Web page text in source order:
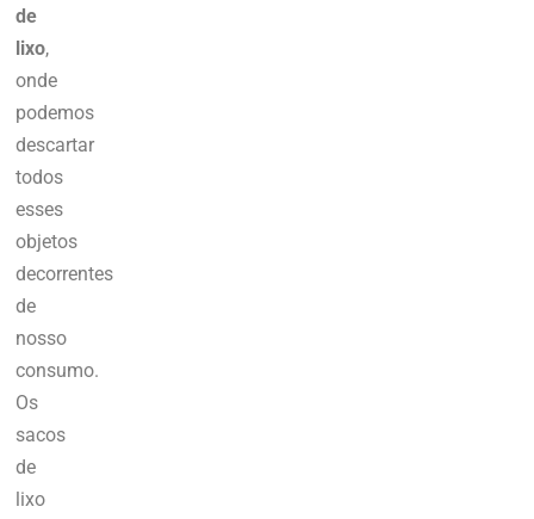
de
lixo,
onde
podemos
descartar
todos
esses
objetos
decorrentes
de
nosso
consumo.
Os
sacos
de
lixo